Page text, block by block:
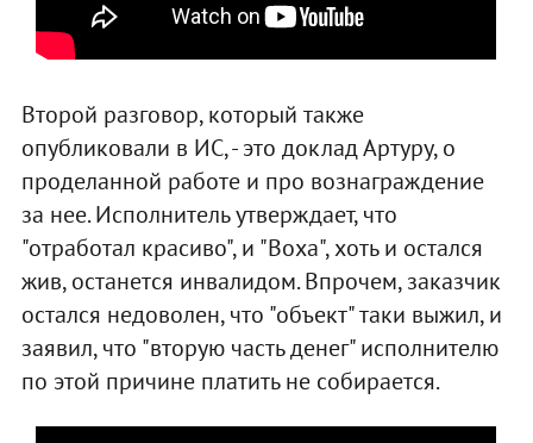
Второй разговор, который также
опубликовали в ИС, - это доклад Артуру, о
проделанной работе и про вознаграждение
за нее. Исполнитель утверждает, что
"отработал красиво", и "Воха", хоть и остался
жив, останется инвалидом. Впрочем, заказчик
остался недоволен, что "объект" таки выжил, и
заявил, что "вторую часть денег" исполнителю
по этой причине платить не собирается.